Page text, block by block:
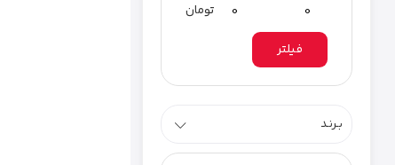
تومان
فیلتر
بـرنـد